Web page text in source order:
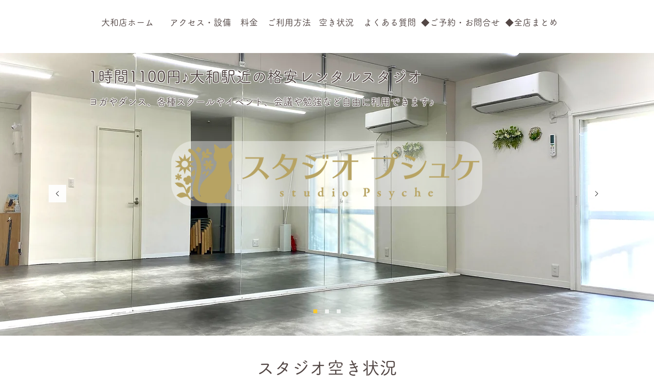
大和店ホーム アクセス・設備 料金 ご利用方法 空き状況 よくある質問 ◆ご予約・お問合せ ◆全店まとめ
1時間1100円♪大和駅近の格安レンタルスタジオ
ヨガやダンス、各種スクールやイベント、会議や勉強など自由に利用できます♪
​スタジオ空き状況